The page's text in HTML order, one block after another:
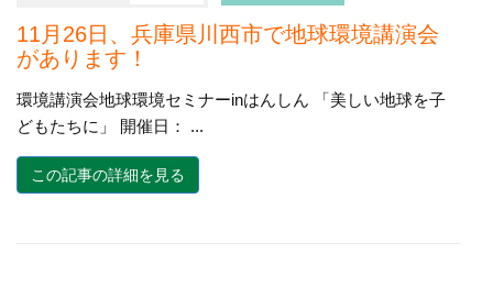
11月26日、兵庫県川西市で地球環境講演会
があります！
環境講演会地球環境セミナーinはんしん 「美しい地球を子
どもたちに」 開催日： ...
この記事の詳細を見る